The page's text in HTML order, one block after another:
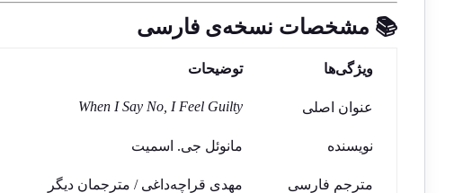
📚 مشخصات نسخه‌ی فارسی
ویژگی‌ها توضیحات
عنوان اصلی When I Say No, I Feel Guilty
نویسنده مانوئل جی. اسمیت
مترجم فارسی مهدی قراچه‌داغی / مترجمان دیگر